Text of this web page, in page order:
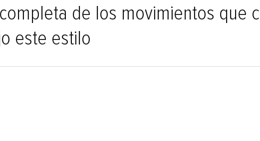
de los movimientos que
este estilo